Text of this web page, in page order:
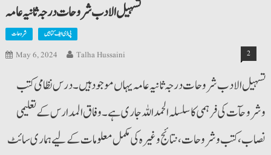
تسہیل الادب شروحات درجہ ثانیہ عامہ
شروحات پی ڈی ایف کتابیں
May 6, 2024 Talha Hussaini 2
تسہیل الادب شروحات درجہ ثانیہ عامہ یہاں موجود ہیں۔ درس نظامی کتب
وشروحآت کی فرہمی کا سلسلہ الحمداللہ جاری ہے۔ وفاق المدارس کے تعلیمی
نصاب،کتب وشروحات،نتائج وغیرہ کی مکمل معلومات کے لیے ہماری سائٹ